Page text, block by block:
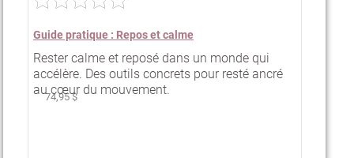
Guide pratique : Repos et calme
Rester calme et reposé dans un monde qui
accélère. Des outils concrets pour resté ancré
au cœur du mouvement.
74,95 $